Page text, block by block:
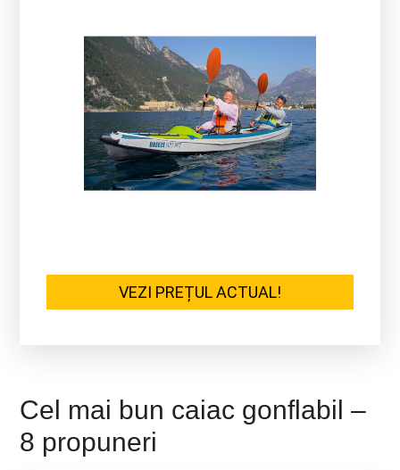
VEZI PREȚUL ACTUAL!
Cel mai bun caiac gonflabil –
8 propuneri